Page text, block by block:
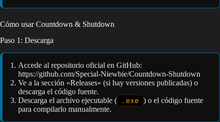
Cómo usar Countdown & Shutdown
Paso 1: Descarga
Accede al repositorio oficial en GitHub:
https://github.com/Special-Niewbie/Countdown-Shutdown
Ve a la sección «Releases» (si hay versiones publicadas) o
descarga el código fuente.
Descarga el archivo ejecutable (
.exe ) o el código fuente
para compilarlo manualmente.